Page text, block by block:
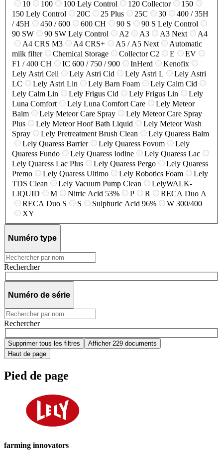
10
100 100 Lely Control 120 Collector
150
150 Lely Control
20C 25 Plus 25C 30
400 / 35H
/ 45H
450 / 600 600 CH 90 S
90 S Lely Control
90 SW
90 SW Lely Control A2 A3 A3 Next
A4
A4 CRS M3
A4 CRS+ A5 / A5 Next
Automatic
milk filter
Chemical Storage Collector C2 E
EV
F1 / 400 CH
IC 600 / 750 / 900 InHerd
Kenofix
Lely Astri Cell
Lely Astri Cid Lely Astri L
Lely Astri
LC
Lely Astri Lin Lely Barn Foam
Lely Calm Cid
Lely Calm Lin
Lely Frigus Cid Lely Frigus Lin
Lely
Luna Comfort
Lely Luna Comfort Care
Lely Meteor
Balm
Lely Meteor Care Spray
Lely Meteor Care Spray
Plus
Lely Meteor Hoof Bath Liquid
Lely Meteor Wash
Spray
Lely Pretreatment Brush Clean
Lely Quaress Balm
Lely Quaress Barrier
Lely Quaress Fovum
Lely
Quaress Fundo
Lely Quaress Iodine
Lely Quaress Lac
Lely Quaress Lac Plus
Lely Quaress Pergo
Lely Quaress
Premo
Lely Quaress Ultimo Lely Robotics Foam
Lely
TDS Clean
Lely Vacuum Pump Clean
LelyWALK-
LIQUID
M Nitric Acid 53% P R
RECA Duo A
RECA Duo S
S Sulphuric Acid 96%
W 300/400
XY
Numéro type
Rechercher
Numéro de série
Rechercher
Supprimer tous les filtres
Afficher 229 documents
Haut de page
Pied de page
farming innovators